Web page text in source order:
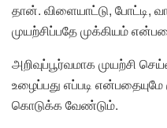
தான். விளையாட்டு, போட்டி,
முயற்சிப்பதே முக்கியம்
அறிவுப்பூர்வமாக முயற்சி
உழைப்பது எப்படி
கொடுக்க வேண்டும்.